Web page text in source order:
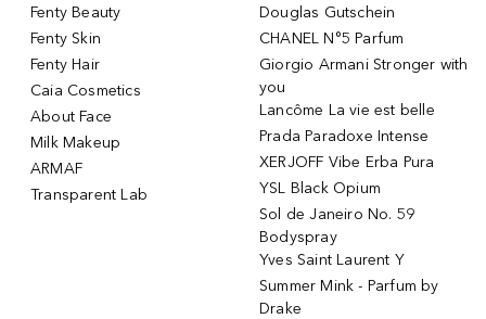
Fenty Beauty
Fenty Skin
Fenty Hair
Caia Cosmetics
About Face
Milk Makeup
ARMAF
Transparent Lab
Douglas Gutschein
CHANEL N°5 Parfum
Giorgio Armani Stronger with
you
Lancôme La vie est belle
Prada Paradoxe Intense
XERJOFF Vibe Erba Pura
YSL Black Opium
Sol de Janeiro No. 59
Bodyspray
Yves Saint Laurent Y
Summer Mink - Parfum by
Drake